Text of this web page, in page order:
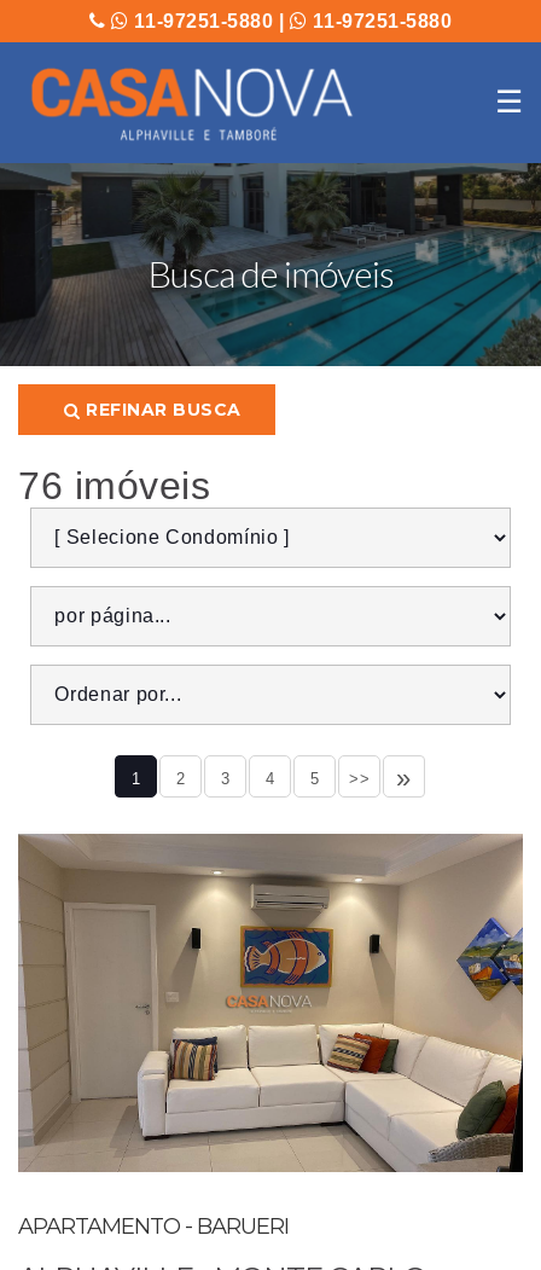
11-97251-5880 11-97251-5880
☰
Busca de imóveis
REFINAR BUSCA
76 imóveis
1 2 3 4 5 >> »
APARTAMENTO - BARUERI